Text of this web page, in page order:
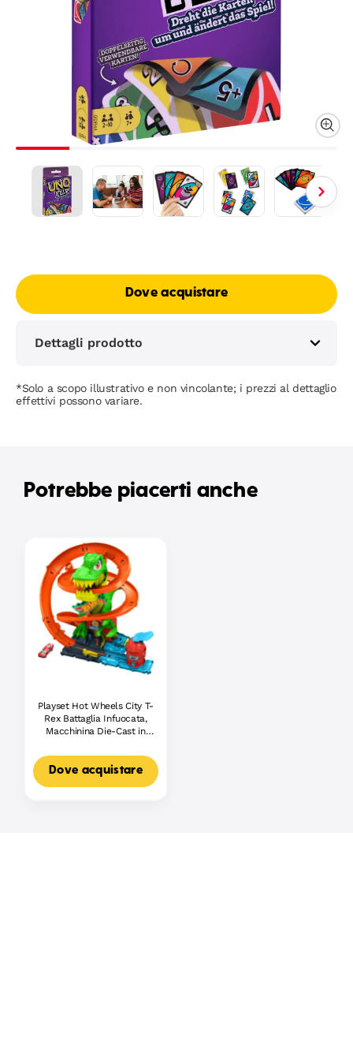
Dove acquistare
Dettagli prodotto
*Solo a scopo illustrativo e non vincolante; i prezzi al dettaglio
effettivi possono variare.
Potrebbe piacerti anche
Playset Hot Wheels City T-
Rex Battaglia Infuocata,
Macchinina Die-Cast in
Nemico
Dove acquistare